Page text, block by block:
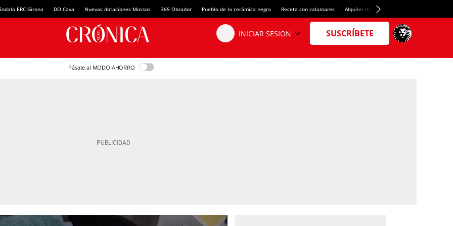
ERC Girona DO Cava Nuevas dotaciones Mossos 365 Obrador Pueblo de la cerámica negra Receta con calamares Alquiler de habitaciones en España
Pásate al MODO AHORRO